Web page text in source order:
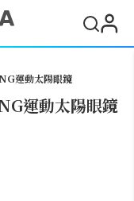
運動太陽眼鏡
運動太陽眼鏡